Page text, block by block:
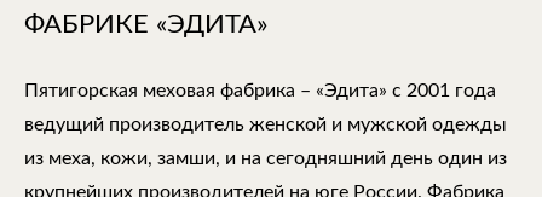
ФАБРИКЕ «ЭДИТА»
Пятигорская меховая фабрика – «Эдита» с 2001 года
ведущий производитель женской и мужской одежды
из меха, кожи, замши, и на сегодняшний день один из
крупнейших производителей на юге России. Фабрика